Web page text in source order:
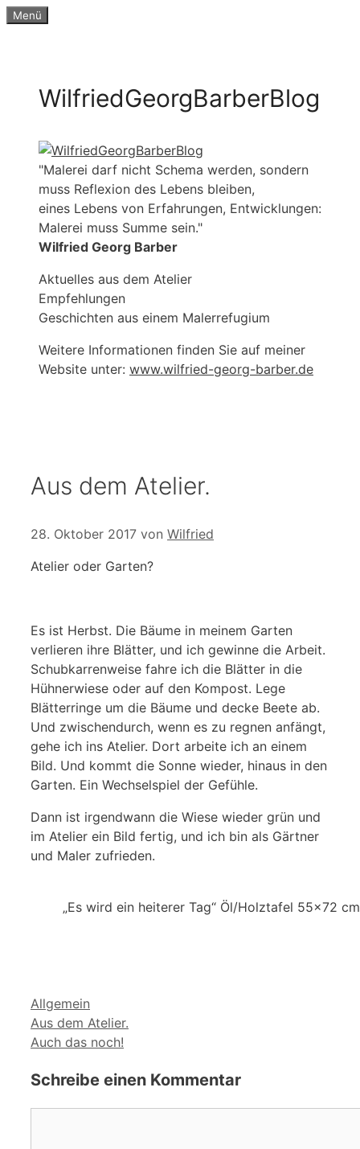
Zum
Menü
WilfriedGeorgBarberBlog
"Malerei darf nicht Schema werden, sondern
muss Reflexion des Lebens bleiben,
eines Lebens von Erfahrungen, Entwicklungen:
Malerei muss Summe sein."
Wilfried Georg Barber
Aktuelles aus dem Atelier
Empfehlungen
Geschichten aus einem Malerrefugium
Weitere Informationen finden Sie auf meiner
Website unter: www.wilfried-georg-barber.de
Aus dem Atelier.
28. Oktober 2017 von Wilfried
Atelier oder Garten?
Es ist Herbst. Die Bäume in meinem Garten
verlieren ihre Blätter, und ich gewinne die Arbeit.
Schubkarrenweise fahre ich die Blätter in die
Hühnerwiese oder auf den Kompost. Lege
Blätterringe um die Bäume und decke Beete ab.
Und zwischendurch, wenn es zu regnen anfängt,
gehe ich ins Atelier. Dort arbeite ich an einem
Bild. Und kommt die Sonne wieder, hinaus in den
Garten. Ein Wechselspiel der Gefühle.
Dann ist irgendwann die Wiese wieder grün und
im Atelier ein Bild fertig, und ich bin als Gärtner
und Maler zufrieden.
„Es wird ein heiterer Tag“ Öl/Holztafel 55×72
Kategorien
Allgemein
Aus dem Atelier.
Auch das noch!
Schreibe einen Kommentar